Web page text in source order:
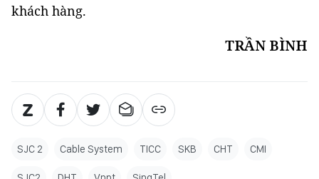
khách hàng.
TRẦN BÌNH
SJC 2 Cable System TICC SKB CHT CMI